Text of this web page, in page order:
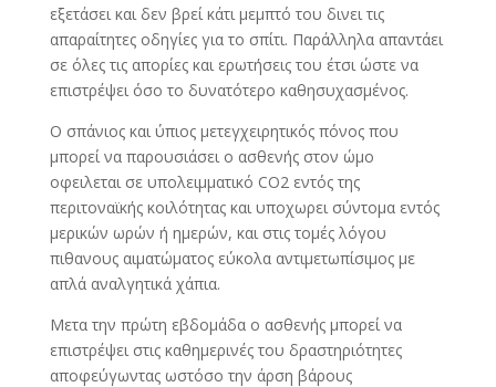
εξετάσει και δεν βρεί κάτι μεμπτό του δινει τις
απαραίτητες οδηγίες για το σπίτι. Παράλληλα απαντάει
σε όλες τις απορίες και ερωτήσεις του έτσι ώστε να
επιστρέψει όσο το δυνατότερο καθησυχασμένος.
Ο σπάνιος και ύπιος μετεγχειρητικός πόνος που
μπορεί να παρουσιάσει ο ασθενής στον ώμο
οφειλεται σε υπολειμματικό CO2 εντός της
περιτοναϊκής κοιλότητας και υποχωρει σύντομα εντός
μερικών ωρών ή ημερών, και στις τομές λόγου
πιθανους αιματώματος εύκολα αντιμετωπίσιμος με
απλά αναλγητικά χάπια.
Μετα την πρώτη εβδομάδα ο ασθενής μπορεί να
επιστρέψει στις καθημερινές του δραστηριότητες
αποφεύγωντας ωστόσο την άρση βάρους